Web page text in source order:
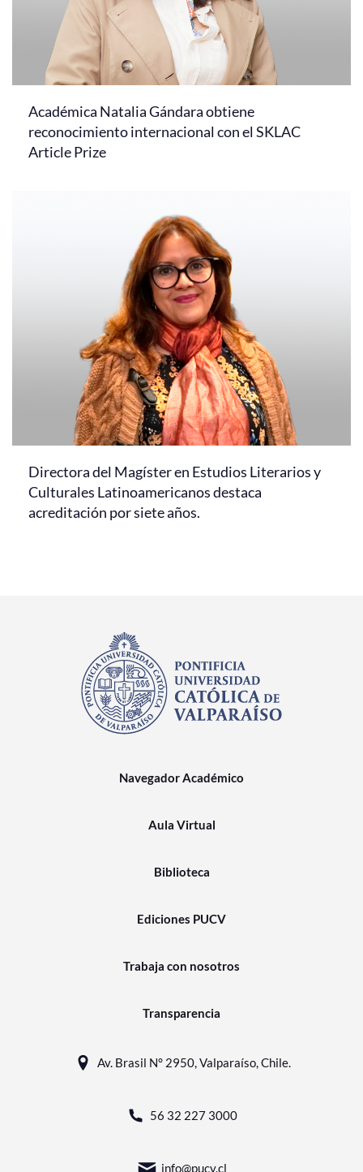
Académica Natalia Gándara obtiene
reconocimiento internacional con el SKLAC
Article Prize
Directora del Magíster en Estudios Literarios y
Culturales Latinoamericanos destaca
acreditación por siete años.
Navegador Académico
Aula Virtual
Biblioteca
Ediciones PUCV
Trabaja con nosotros
Transparencia
Av. Brasil N° 2950, Valparaíso, Chile.
56 32 227 3000
info@pucv.cl